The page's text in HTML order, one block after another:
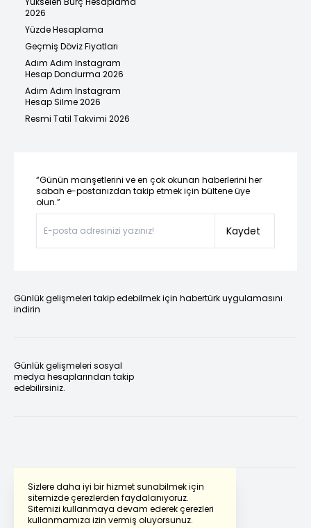
Sizlere daha iyi bir hizmet sunabilmek için
sitemizde çerezlerden faydalanıyoruz.
Sitemizi kullanmaya devam ederek çerezleri
kullanmamıza izin vermiş oluyorsunuz.
2026
Yüzde Hesaplama
Geçmiş Döviz Fiyatları
Adım Adım Instagram
Hesap Dondurma 2026
Adım Adım Instagram
Hesap Silme 2026
Resmi Tatil Takvimi 2026
“Günün manşetlerini ve en çok okunan haberlerini her
sabah e-postanızdan takip etmek için bültene üye
olun.”
Kaydet
Günlük gelişmeleri takip edebilmek için habertürk uygulamasını
indirin
Günlük gelişmeleri sosyal
medya hesaplarından takip
edebilirsiniz.
Powered by Translate